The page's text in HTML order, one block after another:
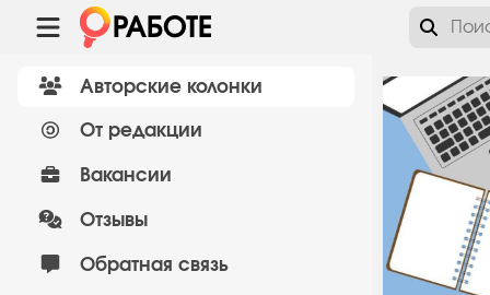
Авторские колонки
От редакции
Вакансии
Отзывы
Обратная связь